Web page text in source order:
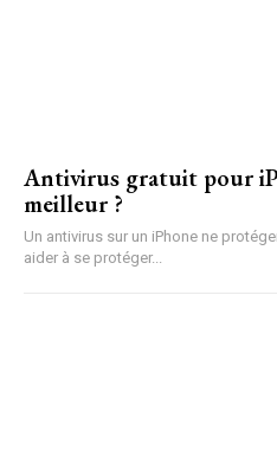
Antivirus gratuit pour
meilleur ?
Un antivirus sur un iPhone ne
aider à se protéger...